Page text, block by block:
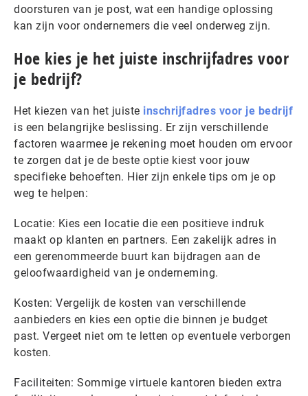
doorsturen van je post, wat een handige oplossing
kan zijn voor ondernemers die veel onderweg zijn.
Hoe kies je het juiste inschrijfadres voor
je bedrijf?
Het kiezen van het juiste inschrijfadres voor je bedrijf
is een belangrijke beslissing. Er zijn verschillende
factoren waarmee je rekening moet houden om ervoor
te zorgen dat je de beste optie kiest voor jouw
specifieke behoeften. Hier zijn enkele tips om je op
weg te helpen:
Locatie: Kies een locatie die een positieve indruk
maakt op klanten en partners. Een zakelijk adres in
een gerenommeerde buurt kan bijdragen aan de
geloofwaardigheid van je onderneming.
Kosten: Vergelijk de kosten van verschillende
aanbieders en kies een optie die binnen je budget
past. Vergeet niet om te letten op eventuele verborgen
kosten.
Faciliteiten: Sommige virtuele kantoren bieden extra